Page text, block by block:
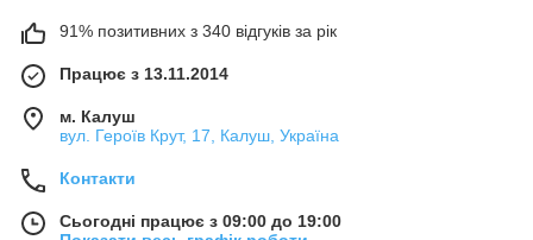
91% позитивних з 340 відгуків за рік
Працює з 13.11.2014
м. Калуш
вул. Героїв Крут, 17, Калуш, Україна
Контакти
Сьогодні працює з 09:00 до 19:00